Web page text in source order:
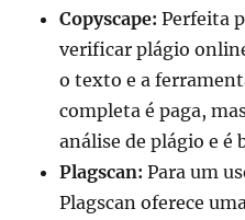
Copyscape: Perfeita
verificar plágio
o texto e a
completa é paga,
análise de plágio e é
Plagscan: Para um
Plagscan oferece